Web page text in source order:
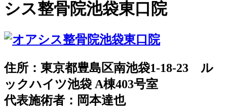
シス整骨院池袋東口院
住所：東京都豊島区南池袋1-18-23 ル
ックハイツ池袋 A棟403号室
代表施術者：岡本達也